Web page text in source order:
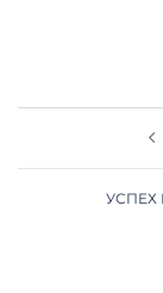
УСПЕХ